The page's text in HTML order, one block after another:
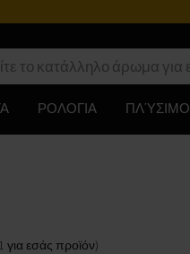
ΡΟΛΟΓΙΑ ΠΛΎΣΙΜΟ
1 για εσάς προϊόν)